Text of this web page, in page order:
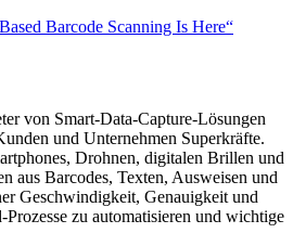
Barcode Scanning Is Here“
von Smart-Data-Capture-Lösungen
und Unternehmen Superkräfte.
Drohnen, digitalen Brillen und
aus Barcodes, Texten, Ausweisen und
Geschwindigkeit, Genauigkeit und
zu automatisieren und wichtige